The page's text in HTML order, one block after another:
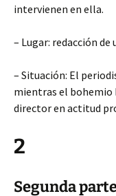
intervienen en ella.
– Lugar: redacción de
– Situación: El
mientras el bohemio
director en actitud
2
Segunda